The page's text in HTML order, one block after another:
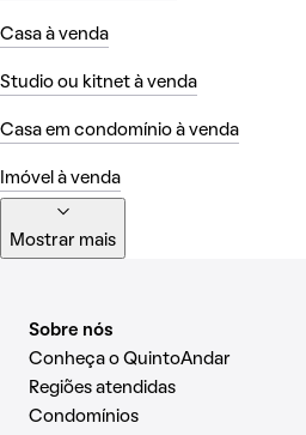
Casa à venda
Studio ou kitnet à venda
Casa em condomínio à venda
Imóvel à venda
Mostrar mais
Sobre nós
Conheça o QuintoAndar
Regiões atendidas
Condomínios